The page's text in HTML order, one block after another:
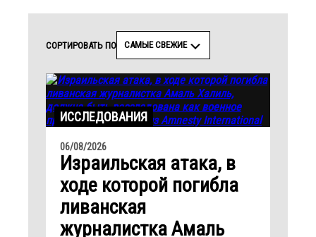
СОРТИРОВАТЬ ПО САМЫЕ СВЕЖИЕ
ИССЛЕДОВАНИЯ
06/08/2026
Израильская атака, в
ходе которой погибла
ливанская
журналистка Амаль